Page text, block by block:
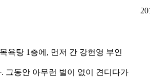
탕 1층에, 먼저 간 강헌영 부인
동안 아무런 벌이 없이 견디다가